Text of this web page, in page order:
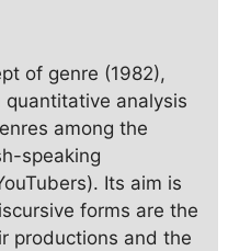
of genre (1982),
analysis
among the
speaking
Its aim is
forms are the
productions and the